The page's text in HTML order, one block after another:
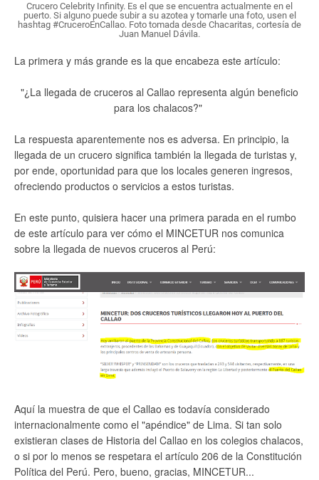
Crucero Celebrity Infinity. Es el que se encuentra actualmente en el
puerto. Si alguno puede subir a su azotea y tomarle una foto, usen el
hashtag #CruceroEnCallao. Foto tomada desde Chacaritas, cortesía de
Juan Manuel Dávila.
La primera y más grande es la que encabeza este artículo:
"¿La llegada de cruceros al Callao representa algún beneficio
para los chalacos?"
La respuesta aparentemente nos es adversa. En principio, la
llegada de un crucero significa también la llegada de turistas y,
por ende, oportunidad para que los locales generen ingresos,
ofreciendo productos o servicios a estos turistas.
En este punto, quisiera hacer una primera parada en el rumbo
de este artículo para ver cómo el MINCETUR nos comunica
sobre la llegada de nuevos cruceros al Perú:
Aquí la muestra de que el Callao es todavía considerado
internacionalmente como el "apéndice" de Lima. Si tan solo
existieran clases de Historia del Callao en los colegios chalacos,
o si por lo menos se respetara el artículo 206 de la Constitución
Política del Perú. Pero, bueno, gracias, MINCETUR...